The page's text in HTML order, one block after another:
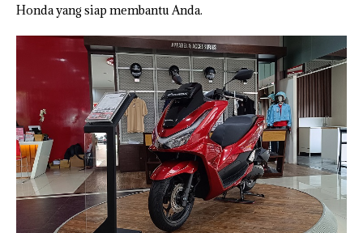
Honda yang siap membantu Anda.